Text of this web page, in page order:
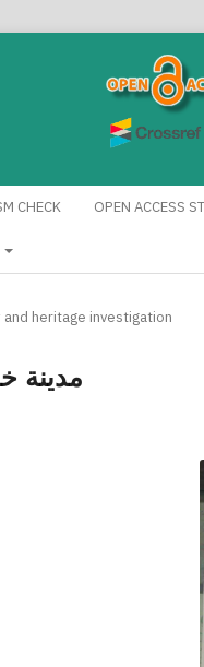
CHECK OPEN ACCESS
heritage investigation
مدينة